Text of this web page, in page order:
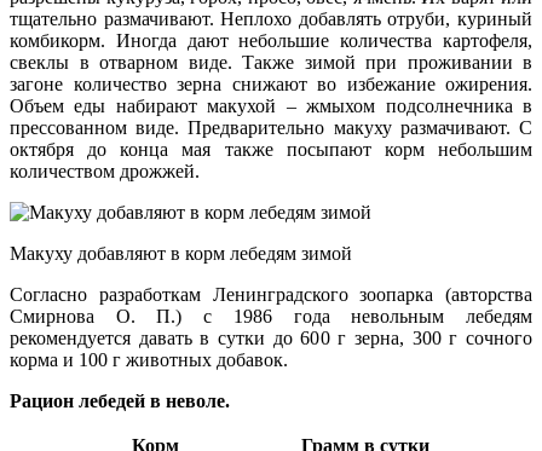
тщательно размачивают. Неплохо добавлять отруби, куриный
комбикорм. Иногда дают небольшие количества картофеля,
свеклы в отварном виде. Также зимой при проживании в
загоне количество зерна снижают во избежание ожирения.
Объем еды набирают макухой – жмыхом подсолнечника в
прессованном виде. Предварительно макуху размачивают. С
октября до конца мая также посыпают корм небольшим
количеством дрожжей.
Макуху добавляют в корм лебедям зимой
Согласно разработкам Ленинградского зоопарка (авторства
Смирнова О. П.) с 1986 года невольным лебедям
рекомендуется давать в сутки до 600 г зерна, 300 г сочного
корма и 100 г животных добавок.
Рацион лебедей в неволе.
Корм
Грамм в сутки